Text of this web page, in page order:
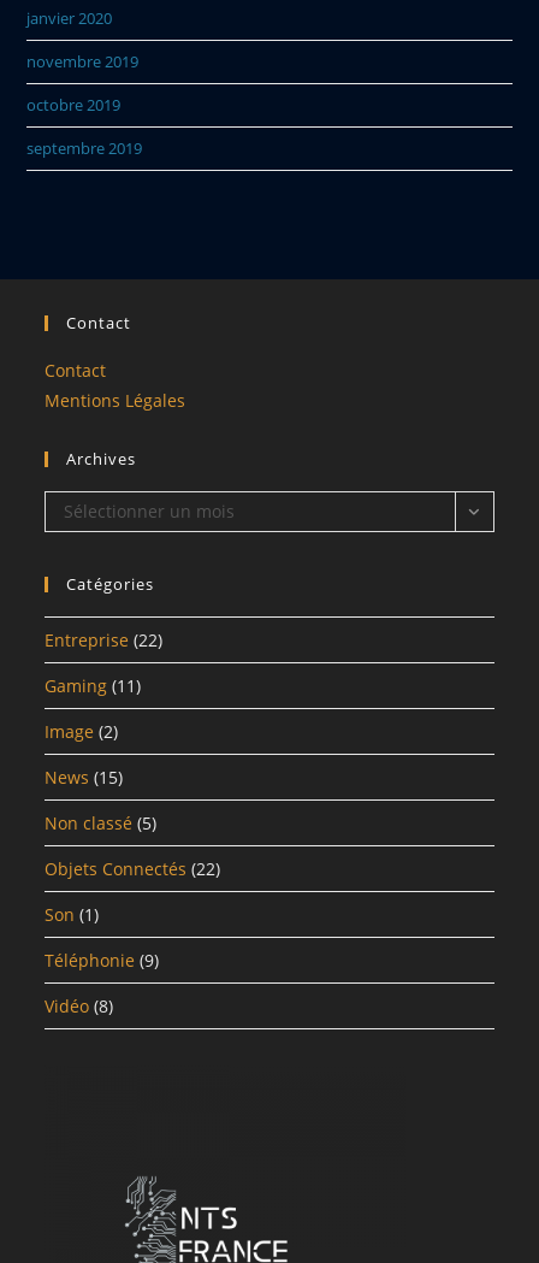
janvier 2020
novembre 2019
octobre 2019
septembre 2019
Contact
Contact
Mentions Légales
Archives
Archives
Sélectionner un mois
Catégories
Entreprise (22)
Gaming (11)
Image (2)
News (15)
Non classé (5)
Objets Connectés (22)
Son (1)
Téléphonie (9)
Vidéo (8)